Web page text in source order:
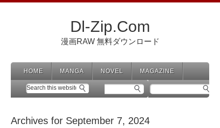
Dl-Zip.Com
漫画RAW 無料ダウンロード
HOME MANGA NOVEL MAGAZINE
Archives for September 7, 2024